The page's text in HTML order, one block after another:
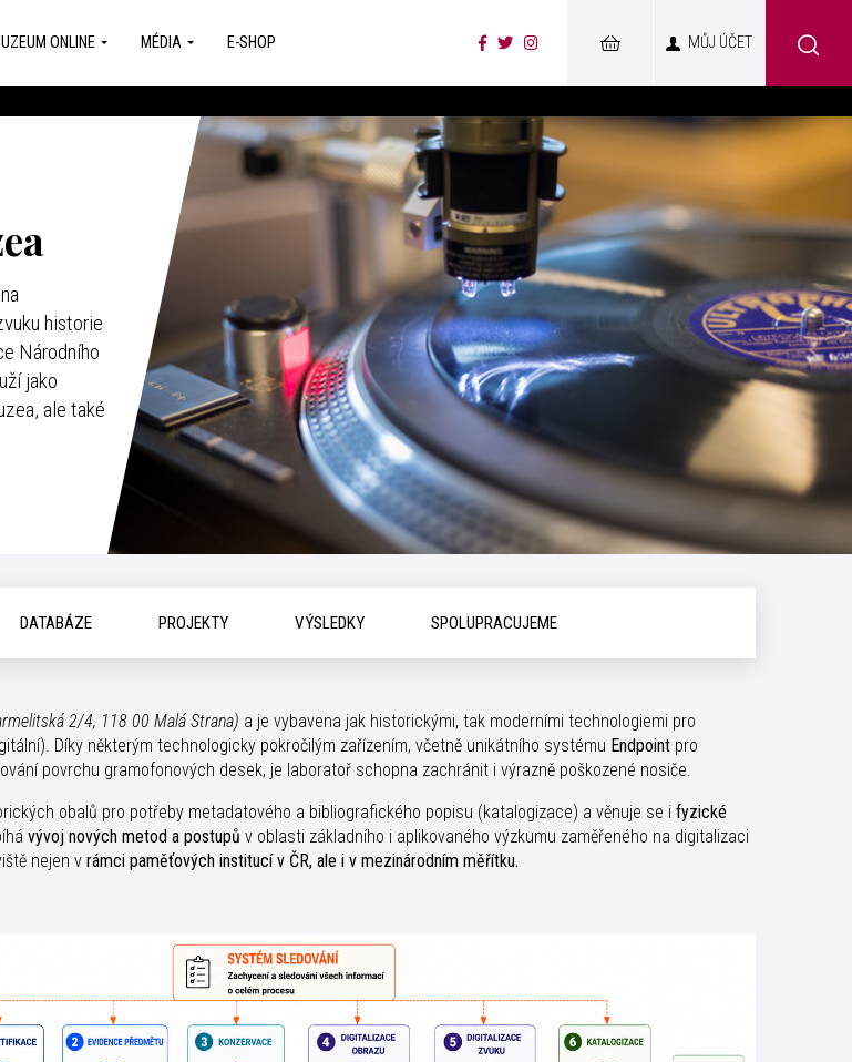
ONLINE MÉDIA E-SHOP MŮJ ÚČET
historie
Národního
jako
ale také
DATABÁZE PROJEKTY VÝSLEDKY SPOLUPRACUJEME
2/4, 118 00 Malá Strana) a je vybavena jak historickými, tak moderními technologiemi pro
Díky některým technologicky pokročilým zařízením, včetně unikátního systému Endpoint pro
povrchu gramofonových desek, je laboratoř schopna zachránit i výrazně poškozené nosiče.
obalů pro potřeby metadatového a bibliografického popisu (katalogizace) a věnuje se i fyzické
vývoj nových metod a postupů v oblasti základního i aplikovaného výzkumu zaměřeného na digitalizaci
nejen v rámci paměťových institucí v ČR, ale i v mezinárodním měřítku.